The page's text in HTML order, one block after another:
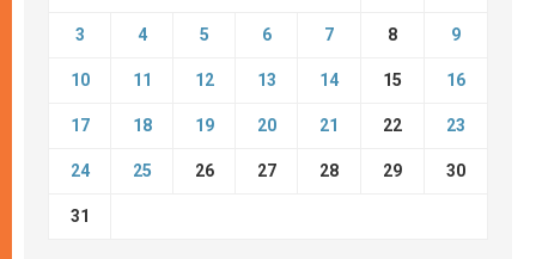
3 4 5 6 7 8 9
10 11 12 13 14 15 16
17 18 19 20 21 22 23
24 25 26 27 28 29 30
31